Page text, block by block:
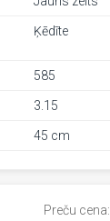
Ķēdīte
585
3.15
45 cm
Preču cena: